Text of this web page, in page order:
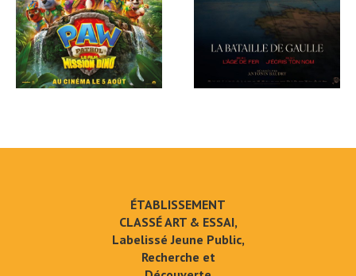
ÉTABLISSEMENT
CLASSÉ ART & ESSAI,
Labelissé Jeune Public,
Recherche et